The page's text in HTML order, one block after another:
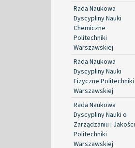
Rada Naukowa
Dyscypliny Nauki
Chemiczne
Politechniki
Warszawskiej
Rada Naukowa
Dyscypliny Nauki
Fizyczne Politechniki
Warszawskiej
Rada Naukowa
Dyscypliny Nauki o
Zarządzaniu i Jakości
Politechniki
Warszawskiej